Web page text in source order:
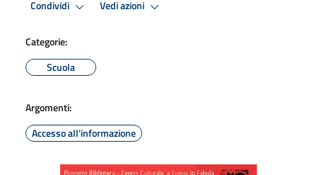
Condividi Vedi azioni
Categorie:
Scuola
Argomenti:
Accesso all'informazione